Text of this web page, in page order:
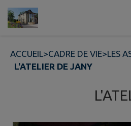
Contenu
ACCUEIL>CADRE DE VIE>LES
L'ATELIER DE JANY